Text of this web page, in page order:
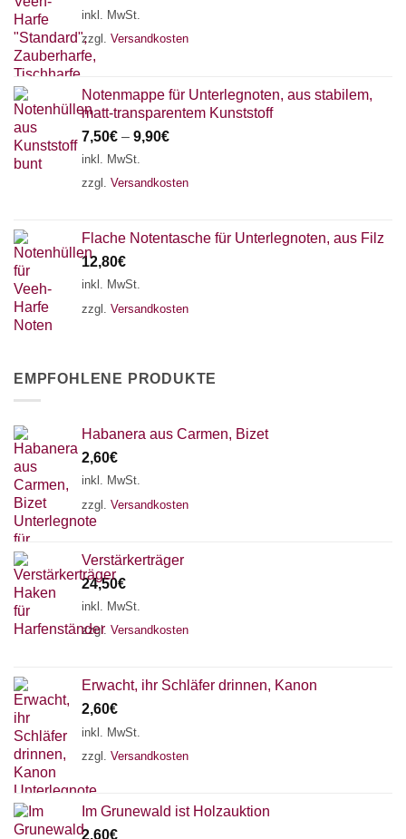
inkl. MwSt.
zzgl. Versandkosten
Notenmappe für Unterlegnoten, aus stabilem,
matt-transparentem Kunststoff
7,50€ – 9,90€
inkl. MwSt.
zzgl. Versandkosten
Flache Notentasche für Unterlegnoten, aus Filz
12,80€
inkl. MwSt.
zzgl. Versandkosten
EMPFOHLENE PRODUKTE
Habanera aus Carmen, Bizet
2,60€
inkl. MwSt.
zzgl. Versandkosten
Verstärkerträger
24,50€
inkl. MwSt.
zzgl. Versandkosten
Erwacht, ihr Schläfer drinnen, Kanon
2,60€
inkl. MwSt.
zzgl. Versandkosten
Im Grunewald ist Holzauktion
2,60€